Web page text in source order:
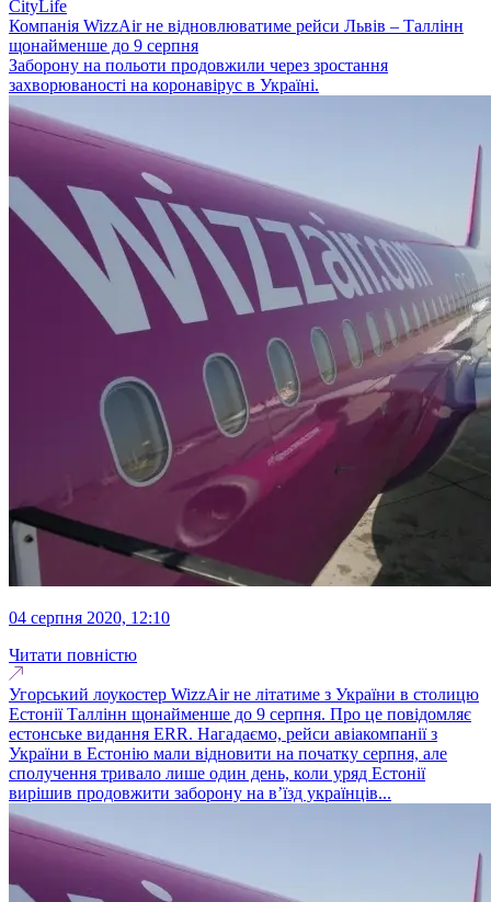
CityLife
Компанія WizzAir не відновлюватиме рейси Львів – Таллінн
щонайменше до 9 серпня
Заборону на польоти продовжили через зростання
захворюваності на коронавірус в Україні.
04 серпня 2020, 12:10
Читати повністю
Угорський лоукостер WizzAir не літатиме з України в столицю
Естонії Таллінн щонайменше до 9 серпня. Про це повідомляє
естонське видання ERR. Нагадаємо, рейси авіакомпанії з
України в Естонію мали відновити на початку серпня, але
сполучення тривало лише один день, коли уряд Естонії
вирішив продовжити заборону на в’їзд українців...